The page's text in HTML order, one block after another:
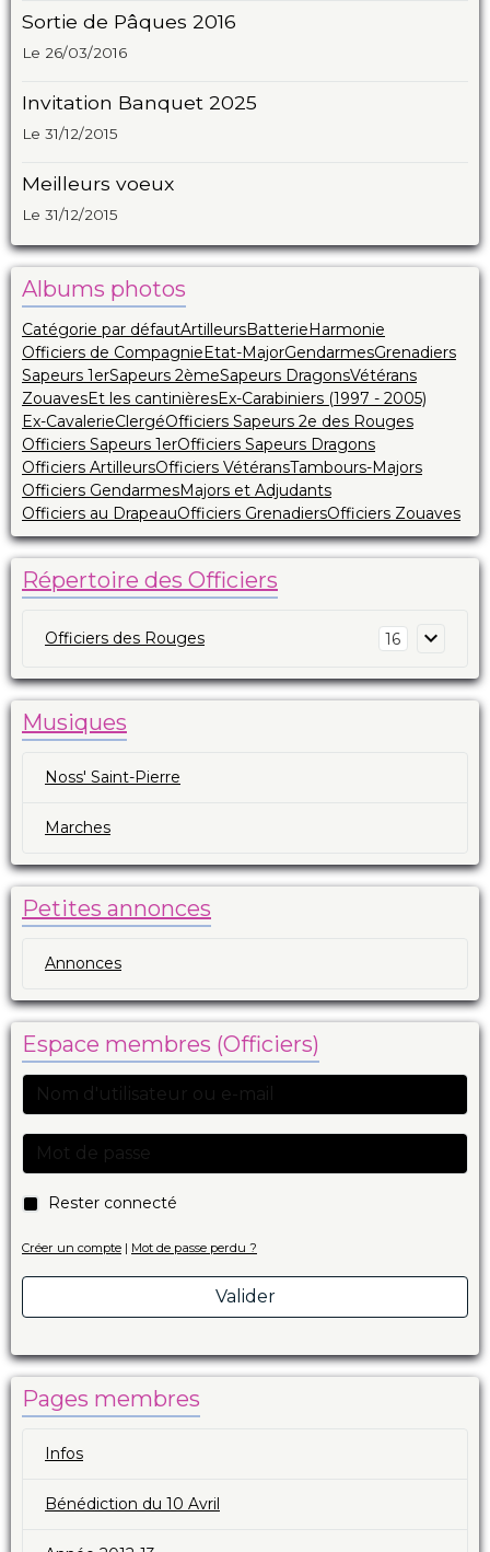
Sortie de Pâques 2016
Le 26/03/2016
Invitation Banquet 2025
Le 31/12/2015
Meilleurs voeux
Le 31/12/2015
Albums photos
Catégorie par défautArtilleursBatterie Harmonie
Officiers de Compagnie Etat-MajorGendarmesGrenadiers
Sapeurs 1erSapeurs 2èmeSapeurs DragonsVétérans
ZouavesEt les cantinièresEx-Carabiniers (1997 - 2005)
Ex-CavalerieClergéOfficiers Sapeurs 2e des Rouges
Officiers Sapeurs 1erOfficiers Sapeurs Dragons
Officiers ArtilleursOfficiers VétéransTambours-Majors
Officiers GendarmesMajors et Adjudants
Officiers au DrapeauOfficiers GrenadiersOfficiers Zouaves
Répertoire des Officiers
Officiers des Rouges 16
Musiques
Noss' Saint-Pierre
Marches
Petites annonces
Annonces
Espace membres (Officiers)
Rester connecté
Créer un compte | Mot de passe perdu ?
Valider
Pages membres
Infos
Bénédiction du 10 Avril